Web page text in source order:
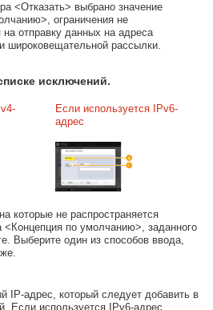
<Отказать> выбрано значение
ограничения не
на отправку данных на адреса
широковещательной рассылки.
исключений.
Если используется IPv6-
адрес
которые не распространяется
<Концепция по умолчанию>, заданного
Выберите один из способов ввода,
IP-адрес, который следует добавить в
Если используется IPv6-адрес,